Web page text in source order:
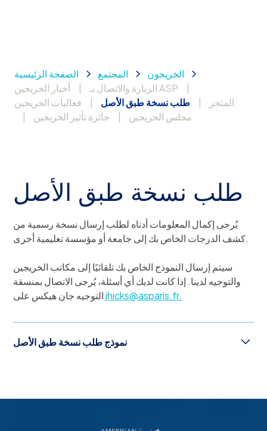
الصفحة الرئيسية المجتمع
الخريجون
أخبار الخريجين
الزيارة والاتصال بـ ASP
فعاليات الخريجين
طلب نسخة طبق الأصل
المتجر
جائزة تأثير الخريجين مجلس الخريجين
طلب نسخة طبق الأصل
يُرجى إكمال المعلومات أدناه لطلب إرسال نسخة رسمية من
كشف الدرجات الخاص بك إلى جامعة أو مؤسسة تعليمية أخرى.
سيتم إرسال النموذج الخاص بك تلقائيًا إلى مكاتب الخريجين
والتوجيه لدينا. إذا كانت لديك أي أسئلة، يُرجى الاتصال بمنسقة
التوجيه جان هيكس علىjhicks@asparis.fr.
نموذج طلب نسخة طبق الأصل